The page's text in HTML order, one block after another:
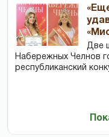
Две
Набережных Челнов
республиканский